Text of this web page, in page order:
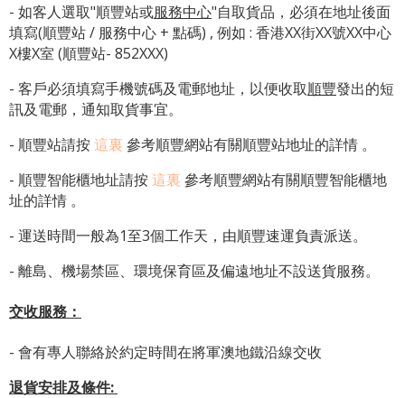
- 如客人選取"順豐站或服務中心"自取貨品，必須在地址後面
填寫(順豐站 / 服務中心 + 點碼) , 例如 : 香港XX街XX號XX中心
X樓X室 (順豐站- 852XXX)
- 客戶必須填寫手機號碼及電郵地址，以便收取順豐發出的短
訊及電郵，通知取貨事宜。
- 順豐站請按這裏 參考順豐網站有關順豐站地址的詳情 。
- 順豐智能櫃地址請按這裏 參考順豐網站有關順豐智能櫃地
址的詳情 。
- 運送時間一般為1至3個工作天，由順豐速運負責派送。
- 離島、機場禁區、環境保育區及偏遠地址不設送貨服務。
交收服務：
- 會有專人聯絡於約定時間在將軍澳地鐵沿線交收
退貨安排及條件: